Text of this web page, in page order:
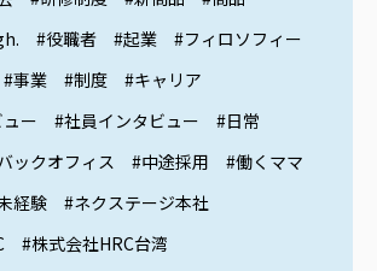
#役職者 #起業
#フィロソフィー
#事業 #制度
#キャリア
ー
#社員インタビュー
#日常
ックオフィス #中途採用
#働くママ
経験
#ネクステージ本社
#株式会社HRC台湾